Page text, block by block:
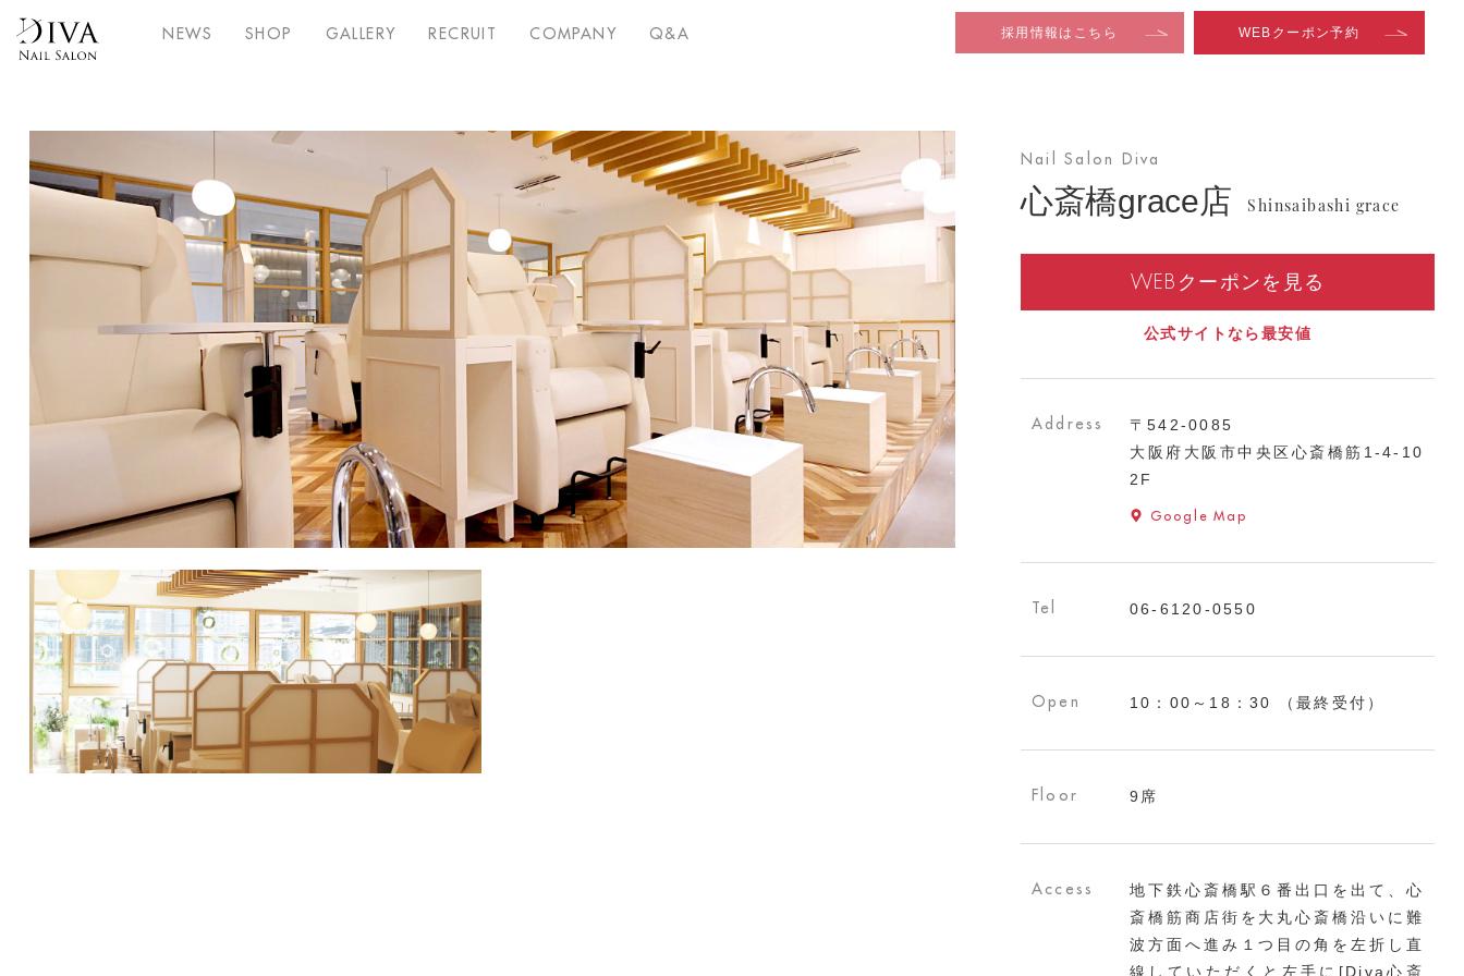
NEWS SHOP GALLERY RECRUIT COMPANY Q&A
Nail Salon Diva
心斎橋grace店 Shinsaibashi grace
WEBクーポンを見る
公式サイトなら最安値
Address
〒542-0085
大阪府大阪市中央区心斎橋筋1-4-10
2F
Google Map
Tel 06-6120-0550
Open 10：00～18：30 （最終受付）
Floor 9席
Access
地下鉄心斎橋駅６番出口を出て、心
斎橋筋商店街を大丸心斎橋沿いに難
波方面へ進み１つ目の角を左折し直
線していただくと左手に[Diva心斎